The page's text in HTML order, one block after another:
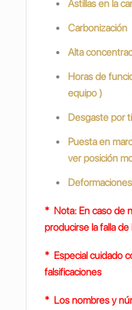
Astillas en la
Carbonización
Alta
Horas de
equipo )
Desgaste por
Puesta en
ver posición
* Nota: En caso de
producirse la falla
* Especial cuidado
falsificaciones
* Los nombres y